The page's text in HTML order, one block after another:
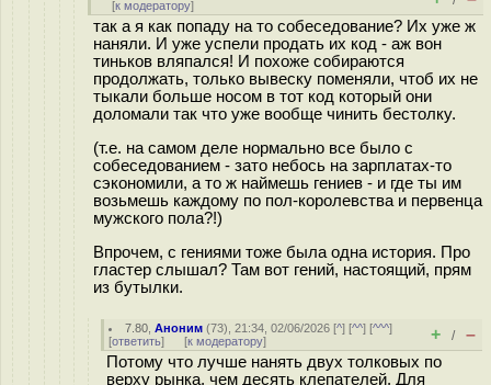
[к модератору]
так а я как попаду на то собеседование? Их уже ж
наняли. И уже успели продать их код - аж вон
тиньков вляпался! И похоже собираются
продолжать, только вывеску поменяли, чтоб их не
тыкали больше носом в тот код который они
доломали так что уже вообще чинить бестолку.
(т.е. на самом деле нормально все было с
собеседованием - зато небось на зарплатах-то
сэкономили, а то ж наймешь гениев - и где ты им
возьмешь каждому по пол-королевства и первенца
мужского пола?!)
Впрочем, с гениями тоже была одна история. Про
гластер слышал? Там вот гений, настоящий, прям
из бутылки.
7.80 ,Аноним (73), 21:34, 02/06/2026 [^] [^^] [^^^]
[ответить] [к модератору] + / –
Потому что лучше нанять двух толковых по
верху рынка, чем десять клепателей. Для